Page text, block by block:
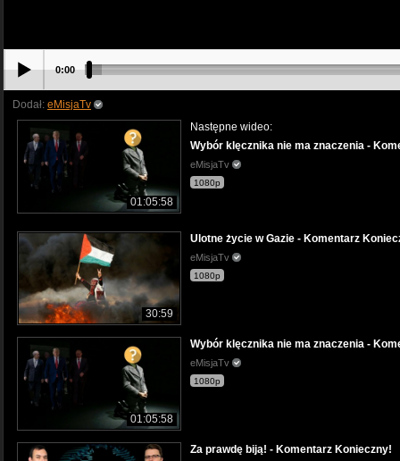
0:00
Dodał: eMisjaTv
01:05:58
Następne wideo:
Wybór klęcznika nie ma znaczenia -
eMisjaTv
1080p
30:59
Ulotne życie w Gazie - Komentarz
eMisjaTv
1080p
01:05:58
Wybór klęcznika nie ma znaczenia -
eMisjaTv
1080p
Za prawdę biją! - Komentarz Konieczny!